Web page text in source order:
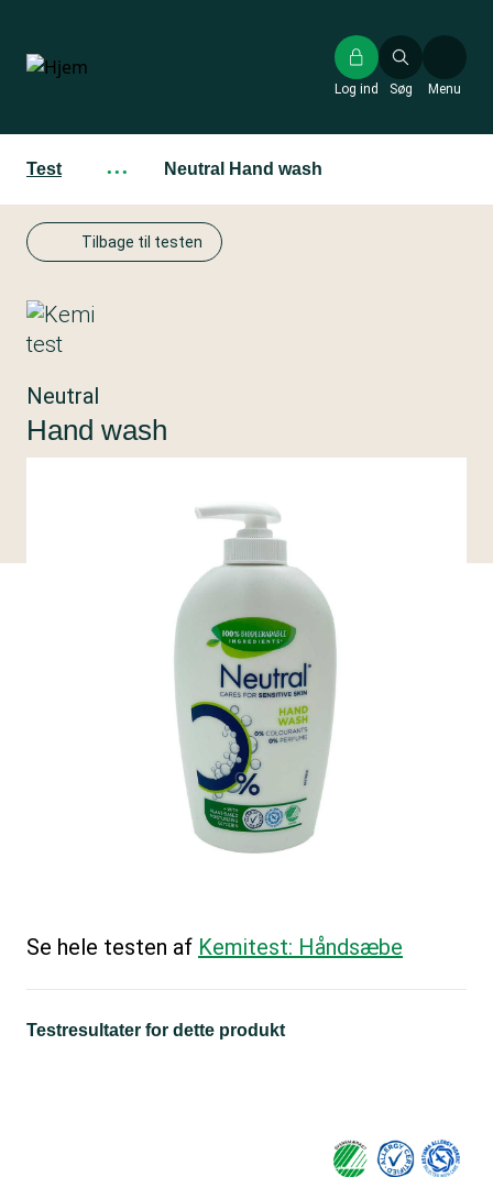
hovedindhold
Søg
Log ind Menu
Test ··· Neutral Hand wash
Tilbage til testen
Neutral
Hand wash
Se hele testen af Kemitest: Håndsæbe
Testresultater for dette produkt